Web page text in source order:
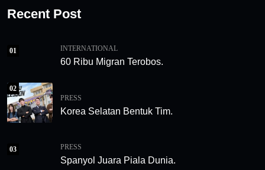
Recent Post
01 INTERNATIONAL
60 Ribu Migran Terobos.
02
PRESS
Korea Selatan Bentuk Tim.
03 PRESS
Spanyol Juara Piala Dunia.